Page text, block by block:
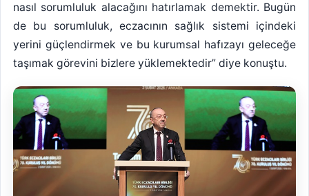
nasıl sorumluluk alacağını hatırlamak demektir. Bugün
de bu sorumluluk, eczacının sağlık sistemi içindeki
yerini güçlendirmek ve bu kurumsal hafızayı geleceğe
taşımak görevini bizlere yüklemektedir” diye konuştu.